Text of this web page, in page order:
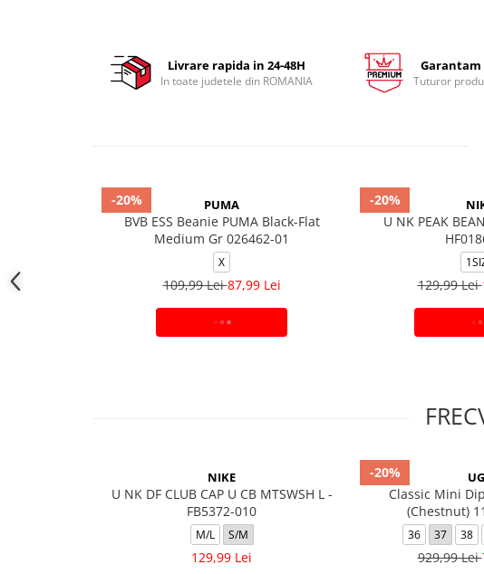
Livrare rapida in 24-48H
In toate judetele din ROMANIA
Garantam
Tuturor
-20% PUMA
BVB ESS Beanie PUMA Black-Flat
Medium Gr 026462-01
X
109,99 Lei87,99 Lei
ADAUGA IN COS
-20%
U NK PEAK
129,99 Lei
NIKE
U NK DF CLUB CAP U CB MTSWSH L -
FB5372-010
M/L S/M
129,99 Lei
-20%
Classic Mini
(Chestnut)
36 37 38
929,99 Lei